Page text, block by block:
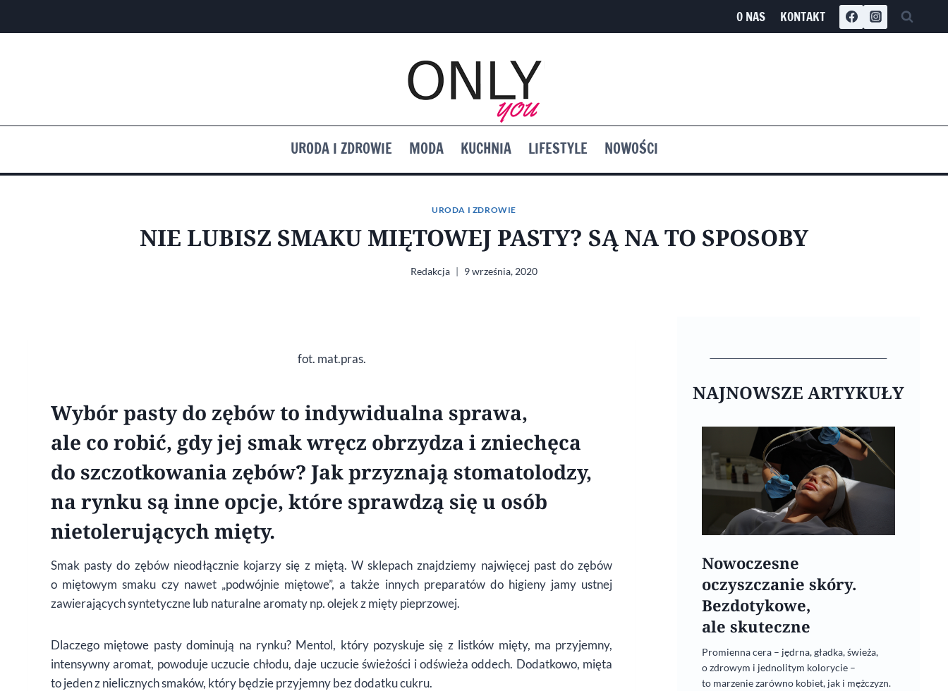
O NAS KONTAKT
URODA I ZDROWIE MODA KUCHNIA LIFESTYLE NOWOŚCI
URODA I ZDROWIE
NIE LUBISZ SMAKU MIĘTOWEJ PASTY? SĄ NA TO SPOSOBY
Redakcja 9 września, 2020
fot. mat.pras.
Wybór pasty do zębów to indywidualna sprawa,
ale co robić, gdy jej smak wręcz obrzydza i zniechęca
do szczotkowania zębów? Jak przyznają stomatolodzy,
na rynku są inne opcje, które sprawdzą się u osób
nietolerujących mięty.
Smak pasty do zębów nieodłącznie kojarzy się z miętą. W sklepach znajdziemy najwięcej past do zębów
o miętowym smaku czy nawet „podwójnie miętowe”, a także innych preparatów do higieny jamy ustnej
zawierających syntetyczne lub naturalne aromaty np. olejek z mięty pieprzowej.
Dlaczego miętowe pasty dominują na rynku? Mentol, który pozyskuje się z listków mięty, ma przyjemny,
intensywny aromat, powoduje uczucie chłodu, daje uczucie świeżości i odświeża oddech. Dodatkowo, mięta
to jeden z nielicznych smaków, który będzie przyjemny bez dodatku cukru.
NAJNOWSZE ARTYKUŁY
Nowoczesne
oczyszczanie skóry.
Bezdotykowe,
ale skuteczne
Promienna cera – jędrna, gładka, świeża,
o zdrowym i jednolitym kolorycie –
to marzenie zarówno kobiet, jak i mężczyzn.